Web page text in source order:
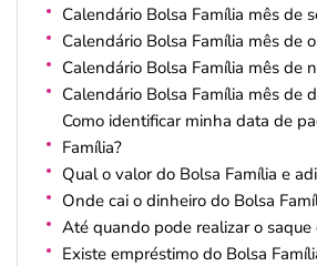
Calendário Bolsa Família mês de
Calendário Bolsa Família mês de
Calendário Bolsa Família mês de
Calendário Bolsa Família mês de
Como identificar minha data de
Família?
Qual o valor do Bolsa Família e
Onde cai o dinheiro do Bolsa
Até quando pode realizar o saque
Existe empréstimo do Bolsa